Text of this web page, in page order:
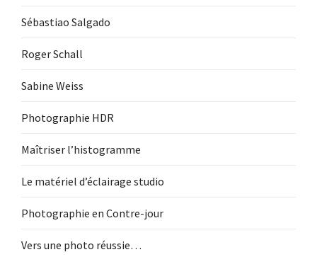
Sébastiao Salgado
Roger Schall
Sabine Weiss
Photographie HDR
Maîtriser l’histogramme
Le matériel d’éclairage studio
Photographie en Contre-jour
Vers une photo réussie…